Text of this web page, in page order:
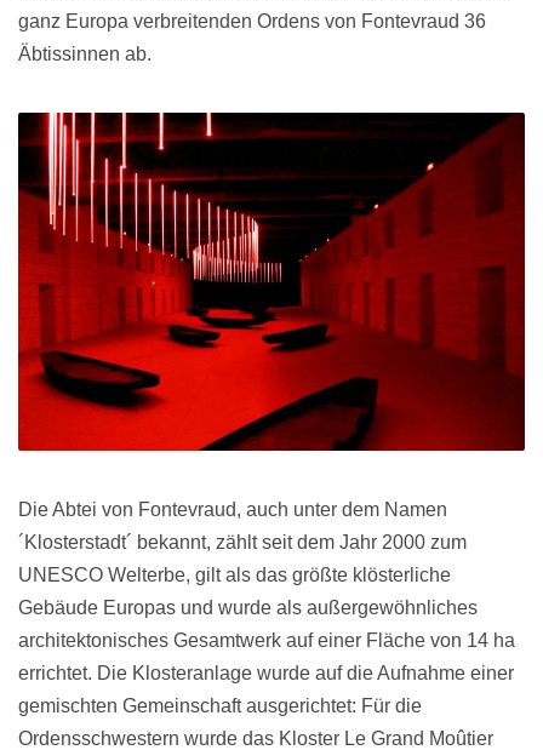
ganz Europa verbreitenden Ordens von Fontevraud 36
Äbtissinnen ab.
Die Abtei von Fontevraud, auch unter dem Namen
´Klosterstadt´ bekannt, zählt seit dem Jahr 2000 zum
UNESCO Welterbe, gilt als das größte klösterliche
Gebäude Europas und wurde als außergewöhnliches
architektonisches Gesamtwerk auf einer Fläche von 14 ha
errichtet. Die Klosteranlage wurde auf die Aufnahme einer
gemischten Gemeinschaft ausgerichtet: Für die
Ordensschwestern wurde das Kloster Le Grand Moûtier